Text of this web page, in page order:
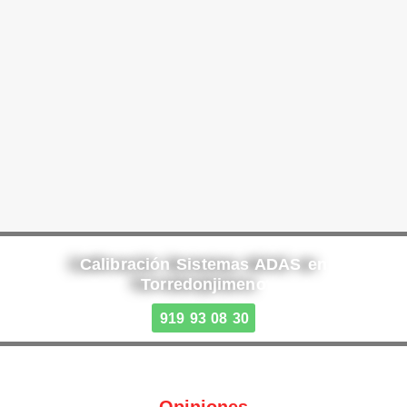
Calibración Sistemas ADAS en
Torredonjimeno
919 93 08 30